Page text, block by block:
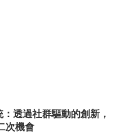
透過社群驅動的創新，
次機會